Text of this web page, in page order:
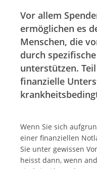
Vor allem
ermöglichen es
Menschen, die
durch
unterstützen.
finanzielle
Wenn Sie sich
einer finanziellen
Sie unter gewissen
heisst dann, wenn